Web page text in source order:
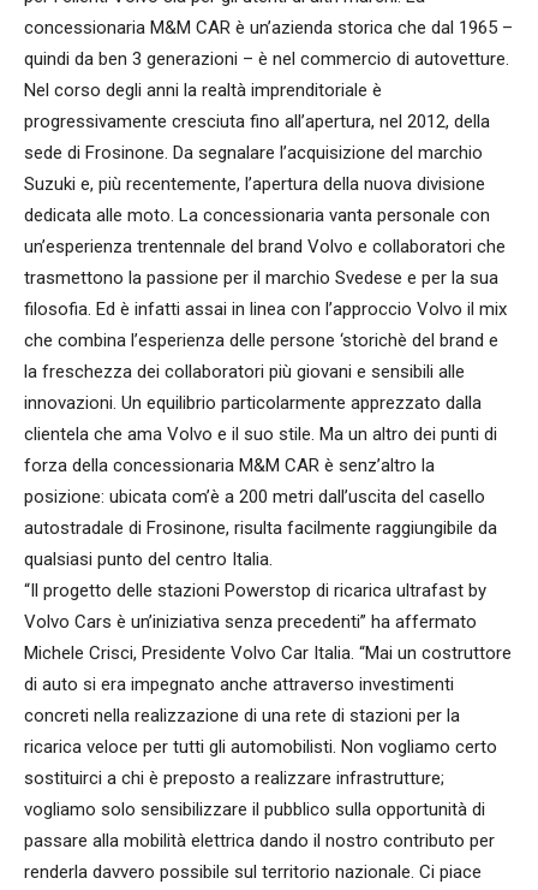
concessionaria M&M CAR è un’azienda storica che dal 1965 –
quindi da ben 3 generazioni – è nel commercio di autovetture.
Nel corso degli anni la realtà imprenditoriale è
progressivamente cresciuta fino all’apertura, nel 2012, della
sede di Frosinone. Da segnalare l’acquisizione del marchio
Suzuki e, più recentemente, l’apertura della nuova divisione
dedicata alle moto. La concessionaria vanta personale con
un’esperienza trentennale del brand Volvo e collaboratori che
trasmettono la passione per il marchio Svedese e per la sua
filosofia. Ed è infatti assai in linea con l’approccio Volvo il mix
che combina l’esperienza delle persone ‘storichè del brand e
la freschezza dei collaboratori più giovani e sensibili alle
innovazioni. Un equilibrio particolarmente apprezzato dalla
clientela che ama Volvo e il suo stile. Ma un altro dei punti di
forza della concessionaria M&M CAR è senz’altro la
posizione: ubicata com’è a 200 metri dall’uscita del casello
autostradale di Frosinone, risulta facilmente raggiungibile da
qualsiasi punto del centro Italia.
“Il progetto delle stazioni Powerstop di ricarica ultrafast by
Volvo Cars è un’iniziativa senza precedenti” ha affermato
Michele Crisci, Presidente Volvo Car Italia. “Mai un costruttore
di auto si era impegnato anche attraverso investimenti
concreti nella realizzazione di una rete di stazioni per la
ricarica veloce per tutti gli automobilisti. Non vogliamo certo
sostituirci a chi è preposto a realizzare infrastrutture;
vogliamo solo sensibilizzare il pubblico sulla opportunità di
passare alla mobilità elettrica dando il nostro contributo per
renderla davvero possibile sul territorio nazionale. Ci piace